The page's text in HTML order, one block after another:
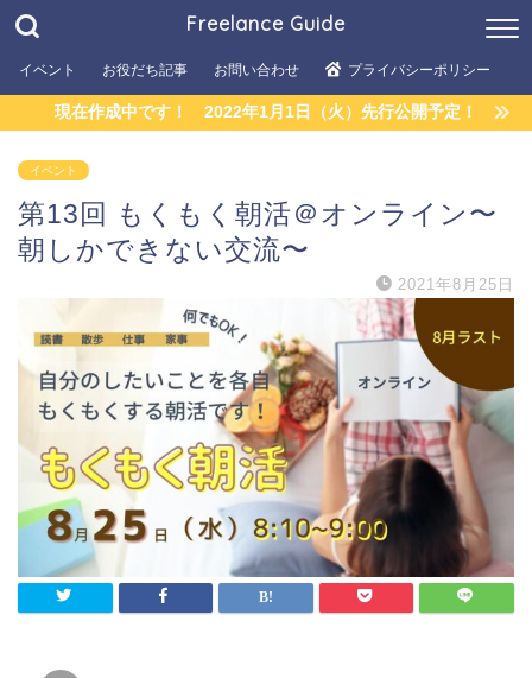
Freelance Guide
イベント お役だち記事 お問い合わせ プライバシーポリシー
現在作成中です！ 2022年1月1日（火）先行公開予定！
イベント
第13回 もくもく朝活＠オンライン〜
朝しかできない交流〜
2021年8月25日